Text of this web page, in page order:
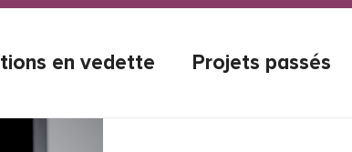
en vedette Projets passés